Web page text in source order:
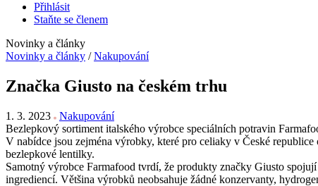
Přihlásit
Staňte se členem
Novinky a články
Novinky a články / Nakupování
Značka Giusto na českém trhu
1. 3. 2023
Nakupování
Bezlepkový sortiment italského výrobce speciálních potravin
V nabídce jsou zejména výrobky, které pro celiaky v České
bezlepkové lentilky.
Samotný výrobce Farmafood tvrdí, že produkty značky Giusto
ingrediencí. Většina výrobků neobsahuje žádné konzervanty,